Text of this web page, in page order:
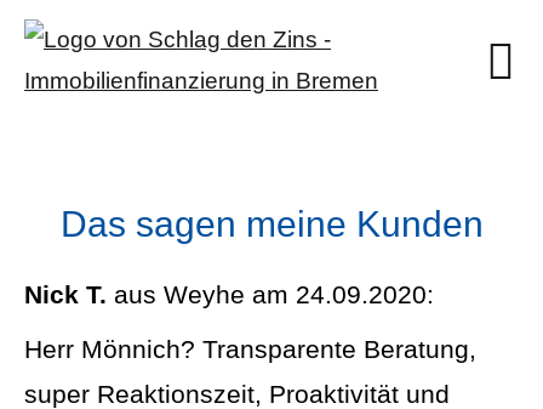
Das sagen meine Kunden
Nick T. aus Weyhe am 24.09.2020:
Herr Mönnich? Transparente Beratung,
super Reaktionszeit, Proaktivität und